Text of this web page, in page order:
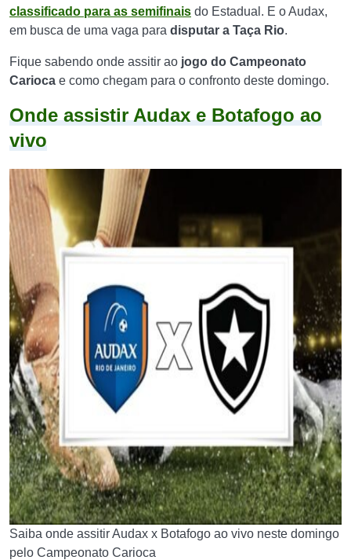
classificado para as semifinais do Estadual. E o Audax,
em busca de uma vaga para disputar a Taça Rio.
Fique sabendo onde assitir ao jogo do Campeonato
Carioca e como chegam para o confronto deste domingo.
Onde assistir Audax e Botafogo ao
vivo
Saiba onde assitir Audax x Botafogo ao vivo neste domingo
pelo Campeonato Carioca